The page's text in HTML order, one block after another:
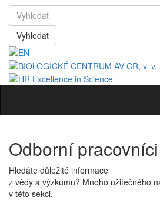
Vyhledat
Odborní pracovníci
Hledáte důležité informace
z vědy a výzkumu? Mnoho užitečného
v této sekci.